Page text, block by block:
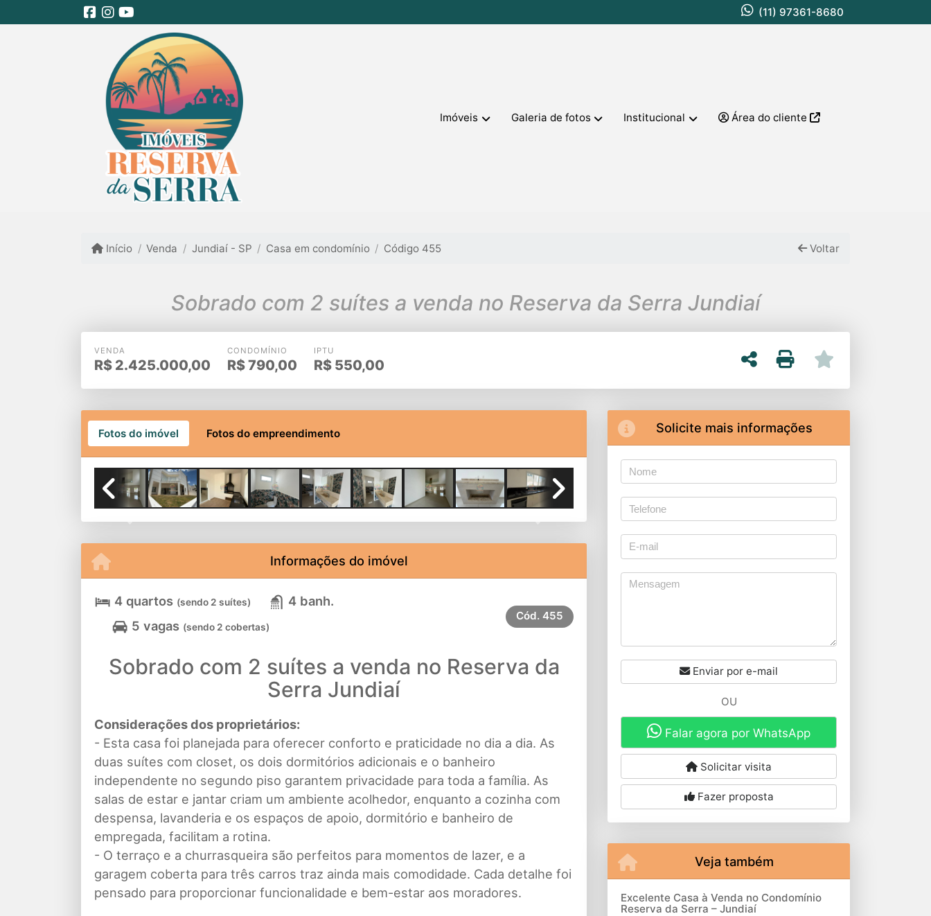
(11) 97361-8680
Imóveis Galeria de fotos Institucional Área do cliente
Início Venda Jundiaí - SP Casa em condomínio Código 455 Voltar
Sobrado com 2 suítes a venda no Reserva da Serra Jundiaí
VENDA
R$ 2.425.000,00
CONDOMÍNIO
R$790,00
IPTU
R$ 550,00
Fotos do imóvel Fotos do empreendimento
Informações do imóvel
4 quartos (sendo 2 suítes)
4 banh.
5 vagas (sendo 2 cobertas)
Cód. 455
Sobrado com 2 suítes a venda no Reserva da
Serra Jundiaí
Considerações dos proprietários:
- Esta casa foi planejada para oferecer conforto e praticidade no dia a dia. As
duas suítes com closet, os dois dormitórios adicionais e o banheiro
independente no segundo piso garantem privacidade para toda a família. As
salas de estar e jantar criam um ambiente acolhedor, enquanto a cozinha com
despensa, lavanderia e os espaços de apoio, dormitório e banheiro de
empregada, facilitam a rotina.
- O terraço e a churrasqueira são perfeitos para momentos de lazer, e a
garagem coberta para três carros traz ainda mais comodidade. Cada detalhe foi
pensado para proporcionar funcionalidade e bem-estar aos moradores.
Solicite mais informações
Enviar por e-mail
OU
Falar agora por WhatsApp
Solicitar visita
Fazer proposta
Veja também
Excelente Casa à Venda no Condomínio
Reserva da Serra – Jundiaí